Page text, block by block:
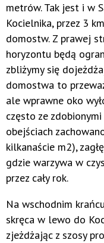
metrów. Tak jest i w
Kocielnika, przez 3
domostw. Z prawej
horyzontu będą
zbliżymy się
domostwa to
ale wprawne oko
często ze
obejściach
kilkanaście m2),
gdzie warzywa w
przez cały rok.
Na wschodnim
skręca w lewo do
zjeżdżając z szosy